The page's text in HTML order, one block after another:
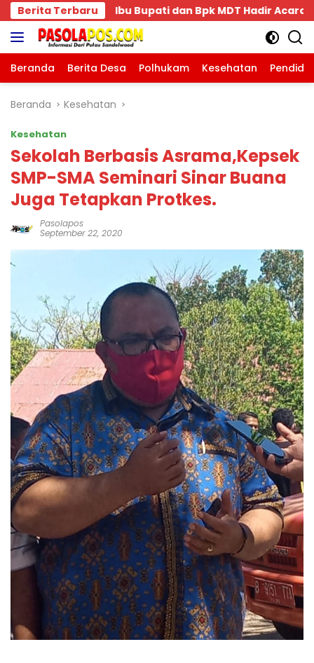
Langsung
ke
konten
Berita Terbaru
MDT Hadir Acara Pengukuhan Keluarga Bima Dompu
Beranda Berita Desa Polhukam Kesehatan
Beranda Kesehatan
Kesehatan
Sekolah Berbasis Asrama,Kepsek
SMP-SMA Seminari Sinar Buana
Juga Tetapkan Protkes.
Pasolapos
September 22, 2020